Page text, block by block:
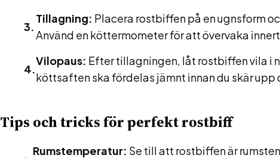
Tillagning: Placera rostbiffen på en ugnsform
Använd en köttermometer för att övervaka
Vilopaus: Efter tillagningen, låt rostbiffen vila i
köttsaften ska fördelas jämnt innan du skär upp
Tips och tricks för perfekt rostbiff
Rumstemperatur: Se till att rostbiffen är